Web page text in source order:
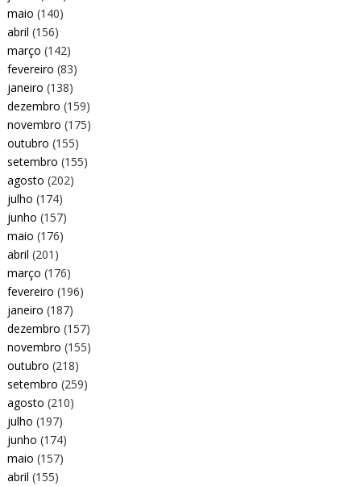
maio (140)
abril (156)
março (142)
fevereiro (83)
janeiro (138)
dezembro (159)
novembro (175)
outubro (155)
setembro (155)
agosto (202)
julho (174)
junho (157)
maio (176)
abril (201)
março (176)
fevereiro (196)
janeiro (187)
dezembro (157)
novembro (155)
outubro (218)
setembro (259)
agosto (210)
julho (197)
junho (174)
maio (157)
abril (155)